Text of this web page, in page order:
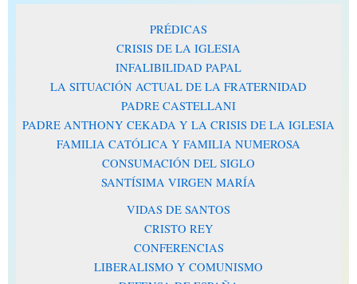
PRÉDICAS
CRISIS DE LA IGLESIA
INFALIBILIDAD PAPAL
LA SITUACIÓN ACTUAL DE LA FRATERNIDAD
PADRE CASTELLANI
PADRE ANTHONY CEKADA Y LA CRISIS DE LA IGLESIA
FAMILIA CATÓLICA Y FAMILIA NUMEROSA
CONSUMACIÓN DEL SIGLO
SANTÍSIMA VIRGEN MARÍA
VIDAS DE SANTOS
CRISTO REY
CONFERENCIAS
LIBERALISMO Y COMUNISMO